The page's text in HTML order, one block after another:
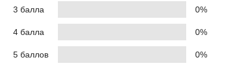
3 балла 0%
4 балла 0%
5 баллов 0%